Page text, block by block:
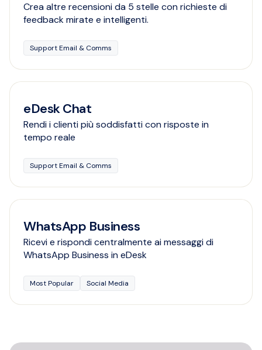
Crea altre recensioni da 5 stelle con richieste di
feedback mirate e intelligenti.
Support Email & Comms
eDesk Chat
Rendi i clienti più soddisfatti con risposte in
tempo reale
Support Email & Comms
WhatsApp Business
Ricevi e rispondi centralmente ai messaggi di
WhatsApp Business in eDesk
Most Popular Social Media